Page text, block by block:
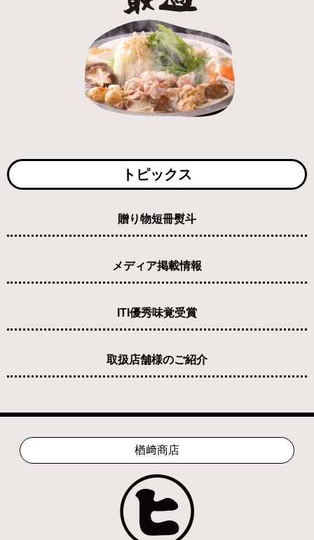
トピックス
贈り物短冊熨斗
メディア掲載情報
ITI優秀味覚受賞
取扱店舗様のご紹介
楢﨑商店